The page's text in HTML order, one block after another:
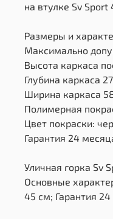
на втулке Sv Sport
Размеры и
Максимально
Высота каркаса
Глубина каркаса
Ширина каркаса
Полимерная
Цвет покраски:
Гарантия 24
Уличная горка Sv
Основные
45 см; Гарантия